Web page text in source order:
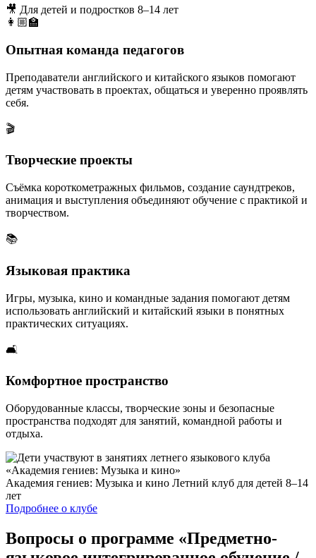
🎥 Для детей и подростков 8–14 лет
👩🏼‍🏫
Опытная команда педагогов
Преподаватели английского и китайского языков помогают
детям участвовать в проектах, общаться и уверенно проявлять
себя.
🎬
Творческие проекты
Съёмка короткометражных фильмов, создание саундтреков,
анимация и выступления объединяют обучение с практикой и
творчеством.
📚
Языковая практика
Игры, музыка, кино и командные задания помогают детям
использовать английский и китайский языки в понятных
практических ситуациях.
🛋️
Комфортное пространство
Оборудованные классы, творческие зоны и безопасные
пространства подходят для занятий, командной работы и
отдыха.
Академия гениев: Музыка и кино Летний клуб для детей 8–14
лет
Подробнее о клубе
Вопросы о программе «Предметно-